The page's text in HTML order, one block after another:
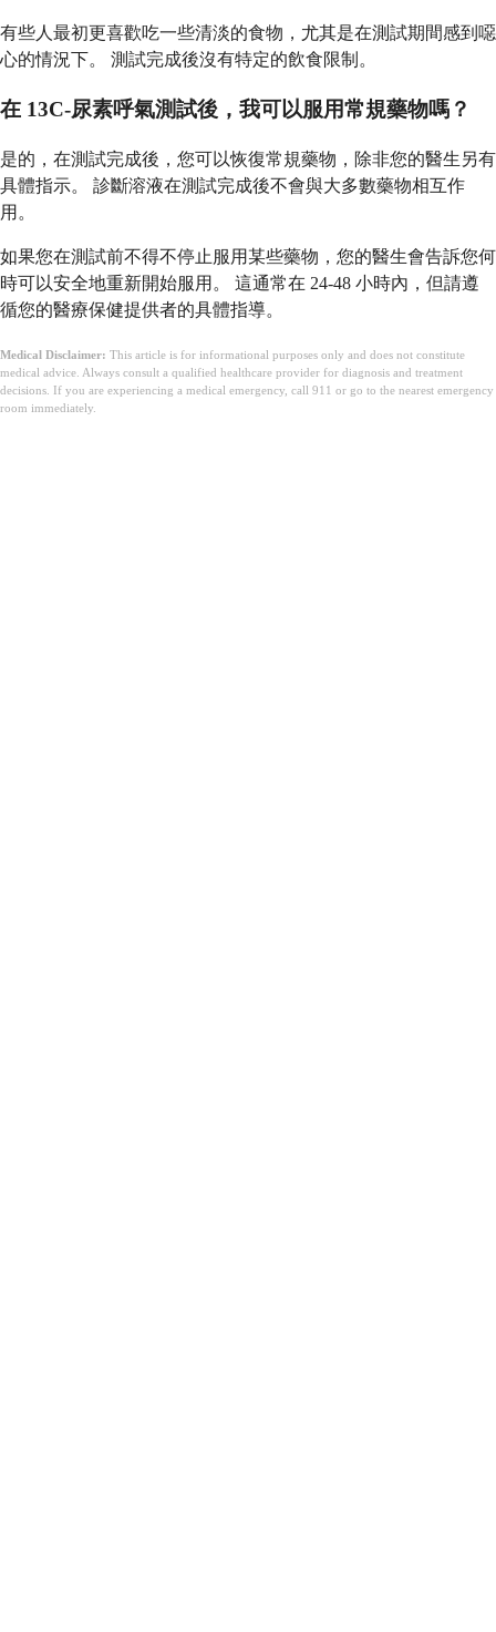
有些人最初更喜歡吃一些清淡的食物，尤其是在測試期間感到噁
心的情況下。 測試完成後沒有特定的飲食限制。
在 13C-尿素呼氣測試後，我可以服用常規藥物嗎？
是的，在測試完成後，您可以恢復常規藥物，除非您的醫生另有
具體指示。 診斷溶液在測試完成後不會與大多數藥物相互作
用。
如果您在測試前不得不停止服用某些藥物，您的醫生會告訴您何
時可以安全地重新開始服用。 這通常在 24-48 小時內，但請遵
循您的醫療保健提供者的具體指導。
Medical Disclaimer: This article is for informational purposes only and does not constitute
medical advice. Always consult a qualified healthcare provider for diagnosis and treatment
decisions. If you are experiencing a medical emergency, call 911 or go to the nearest emergency
room immediately.